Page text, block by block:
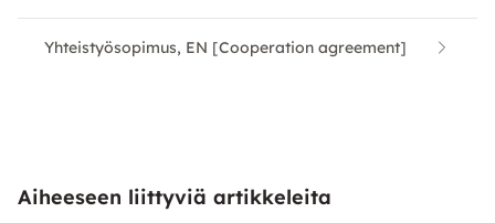
Yhteistyösopimus, EN [Cooperation agreement]
Aiheeseen liittyviä artikkeleita